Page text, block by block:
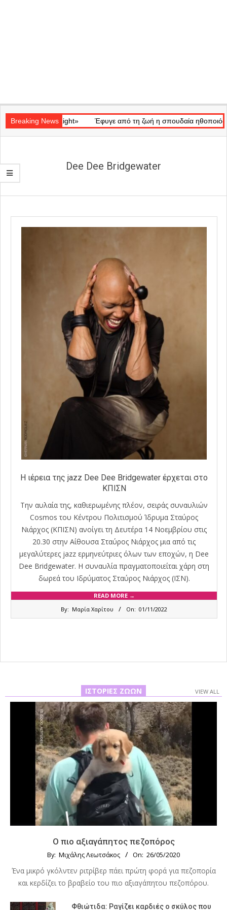
Navigation
Menu
Breaking News
«Ray of Light» Έφυγε από τη ζωή η σπουδαία ηθοποιός Μάρω
Dee Dee Bridgewater
H ιέρεια της jazz Dee Dee Bridgewater έρχεται στο
ΚΠΙΣΝ
Tην αυλαία της, καθιερωμένης πλέον, σειράς συναυλιών
Cosmos του Κέντρου Πολιτισμού Ίδρυμα Σταύρος
Νιάρχος (ΚΠΙΣΝ) ανοίγει τη Δευτέρα 14 Νοεμβρίου στις
20.30 στην Αίθουσα Σταύρος Νιάρχος μια από τις
μεγαλύτερες jazz ερμηνεύτριες όλων των εποχών, η Dee
Dee Bridgewater. Η συναυλία πραγματοποιείται χάρη στη
δωρεά του Ιδρύματος Σταύρος Νιάρχος (ΙΣΝ).
READ MORE →
By: Μαρία Χαρίτου On: 01/11/2022
ΙΣΤΟΡΊΕΣ ΖΏΩΝ VIEW ALL
Ο πιο αξιαγάπητος πεζοπόρος
By: Μιχάλης Λεωτσάκος On: 26/05/2020
Ένα μικρό γκόλντεν ριτρίβερ πάει πρώτη φορά για πεζοπορία
και κερδίζει το βραβείο του πιο αξιαγάπητου πεζοπόρου.
Φθιώτιδα: Ραγίζει καρδιές ο σκύλος που